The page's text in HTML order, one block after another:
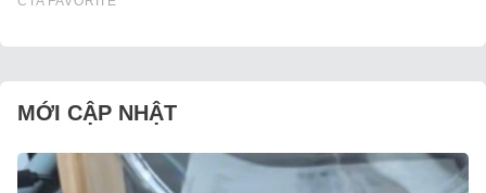
MỚI CẬP NHẬT